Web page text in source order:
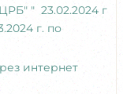
" 23.02.2024 г
г. по
интернет